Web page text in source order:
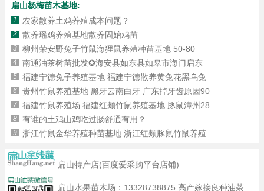
扁山杨梅苗木基地:
1 农家散养土鸡养殖成本问题？
2 散养瑶鸡养殖基地散养固始鸡苗
3 ​​柳州荣安野兔子竹鼠海狸鼠养殖种苗基地 50-80
4 南通油茶树苗批发✪海安县如东县如皋市海门启东
5 福建宁德兔子养殖基地 福建宁德散养黄兔花黑乌兔
6 贵州竹鼠养殖基地 黑牙云南白牙 广东掉牙齿原因90
7 福建竹鼠养殖场 福建红颊竹鼠养殖基地 豚鼠漳州28
8 有谁的土鸡山鸡吃过肠舒通有用？
9 浙江竹鼠金华养殖种苗基地 浙江红颊豚鼠竹鼠养殖
扁山特产店(百度爱采购平台店铺)
扁山水果苗木场： 13328738875 高产嫁接良种油茶